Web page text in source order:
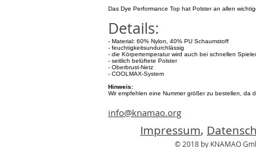
Das Dye Performance Top hat Polster an allen
Details:
- Material: 60% Nylon, 40% PU Schaumstoff
- feuchtigkeitsundurchlässig
- die Körpertemperatur wird auch bei schnellen
- seitlich belüftete Polster
- Oberbrust-Netz
- COOLMAX-System
Hinweis:
Wir empfehlen eine Nummer größer zu bestellen, da
© 2018 by KNAMAO
info@knamao.org
Impressum,